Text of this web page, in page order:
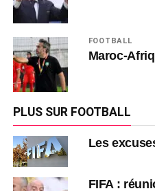
FOOTBALL
Maroc-
PLUS SUR FOOTBALL
Les
FIFA :